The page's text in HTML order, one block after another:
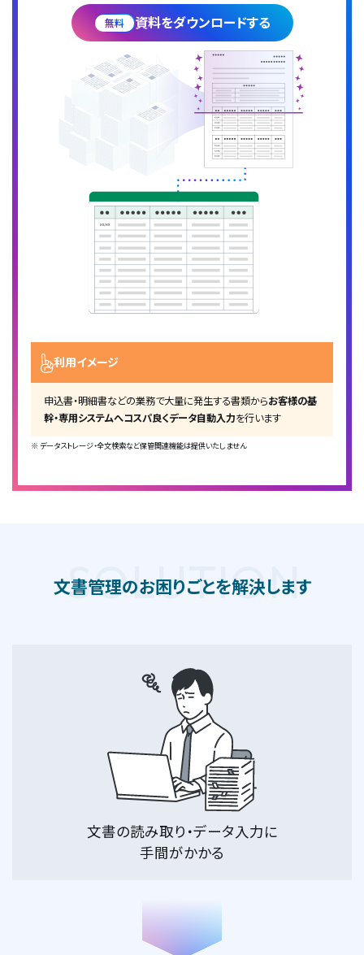
無料 資料をダウンロードする
利用イメージ
申込書・明細書などの業務で大量に発生する書類からお客様の基
幹・専用システムへコスパ良くデータ自動入力を行います
※ データストレージ・全文検索など保管関連機能は提供いたしません
文書管理のお困りごとを解決します
SOLUTION
文書の読み取り・データ入力に
手間がかかる